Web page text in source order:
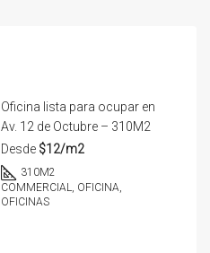
Oficina lista para ocupar en
Av. 12 de Octubre – 310M2
Desde $12/m2
310M2
COMMERCIAL, OFICINA,
OFICINAS